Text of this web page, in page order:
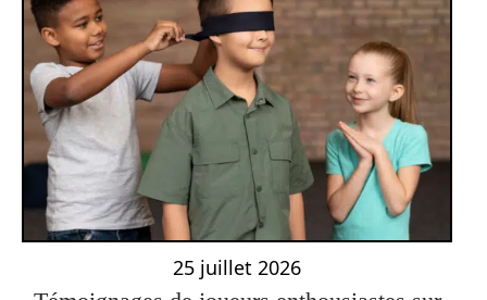
25 juillet 2026